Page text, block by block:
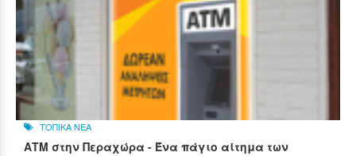
ΤΟΠΙΚΑ ΝΕΑ
ΑΤΜ στην Περαχώρα - Ένα πάγιο αίτημα των